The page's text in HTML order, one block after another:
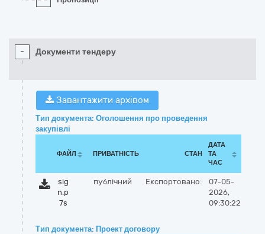
- Документи тендеру
Завантажити архівом
Тип документа: Оголошення про проведення
закупівлі
ФАЙЛ ПРИВАТНІСТЬ СТАН
ДАТА
ТА
ЧАС
sig
n.p
7s
публічний Експортовано:
07-05-
2026,
09:30:22
Тип документа: Проект договору